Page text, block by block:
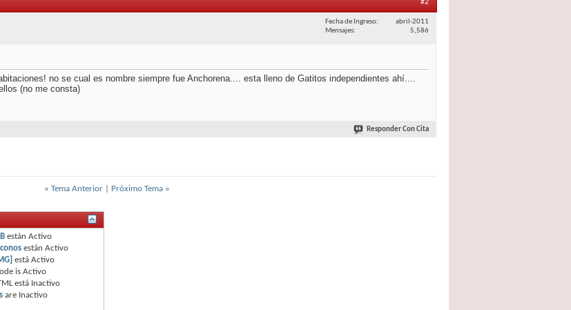
#2
Fecha de Ingreso
abril-2011
Mensajes
5,586
no se cual es nombre siempre fue Anchorena.... esta lleno de Gatitos independientes ahí....
(no me consta)
Responder Con Cita
« Tema Anterior Próximo Tema »
están Activo
están Activo
está Activo
is Activo
está Inactivo
are Inactivo